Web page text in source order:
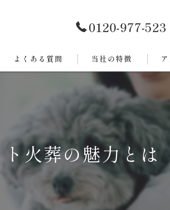
0120-977-523
よくある質問 当社の特徴
西条市のペット火葬
今治市のペット火葬
新居浜市のペット火葬
東温市のペット火葬
四国中央市のペット火葬
株
松
松
四
火葬の魅力とは